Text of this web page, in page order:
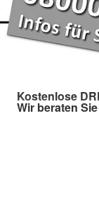
Kostenlose
Wir beraten